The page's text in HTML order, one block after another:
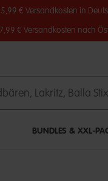
5,99 € Versandkosten in
7,99 € Versandkosten nach
BUNDLES & XXL-